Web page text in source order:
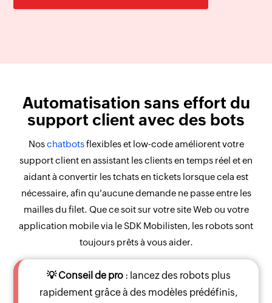
Automatisation sans effort du
support client avec des bots
Noschatbotsflexibles et low-code améliorent votre
support client en assistant les clients en temps réel et en
aidant à convertir les tchats en tickets lorsque cela est
nécessaire, afin qu'aucune demande ne passe entre les
mailles du filet. Que ce soit sur votre site Web ou votre
application mobile via le SDK Mobilisten, les robots sont
toujours prêts à vous aider.
💡 Conseil de pro: lancez des robots plus
rapidement grâce à des modèles prédéfinis,